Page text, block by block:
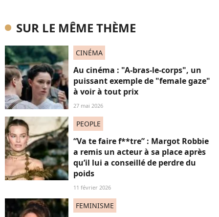
SUR LE MÊME THÈME
CINÉMA
Au cinéma : "A-bras-le-corps", un
puissant exemple de "female gaze"
à voir à tout prix
27 mai 2026
PEOPLE
“Va te faire f**tre” : Margot Robbie
a remis un acteur à sa place après
qu’il lui a conseillé de perdre du
poids
11 février 2026
FEMINISME